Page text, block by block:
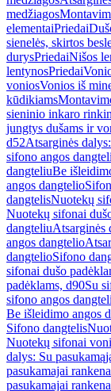
medžiagos
elementaiPriedai
sienelės, skirtos
durysPriedaiNišos
lentynosPriedai
voniosVonios iš
kūdikiams
sieninio inkaro
jungtys dušams ir
d52Atsarginės
sifono angos
dangteliuBe
angos dangtelio
dangtelisNuotekų
Nuotekų sifonai
dangteliuAtsarginės
angos dangtelio
dangtelioSifono
sifonai dušo
padėklams, d90Su
sifono angos
Be išleidimo angos
Sifono dangtelis
Nuotekų sifonai
dalys: Su
pasukamajai
pasukamajai